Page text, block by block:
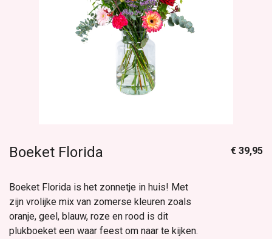
Boeket Florida
Boeket Florida is het zonnetje in huis! Met
zijn vrolijke mix van zomerse kleuren zoals
oranje, geel, blauw, roze en rood is dit
plukboeket een waar feest om naar te kijken.
€ 39,95